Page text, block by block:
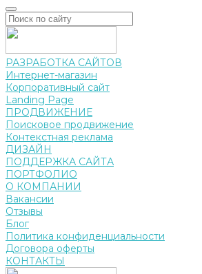
РАЗРАБОТКА САЙТОВ
Интернет-магазин
Корпоративный сайт
Landing Page
ПРОДВИЖЕНИЕ
Поисковое продвижение
Контекстная реклама
ДИЗАЙН
ПОДДЕРЖКА САЙТА
ПОРТФОЛИО
О КОМПАНИИ
Вакансии
Отзывы
Блог
Политика конфиденциальности
Договора оферты
КОНТАКТЫ